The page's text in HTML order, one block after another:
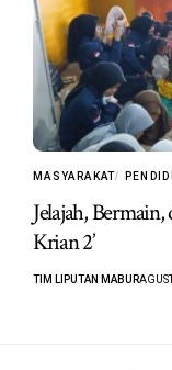
MASYARAKAT
Jelajah, Bermain,
Krian 2’
TIM LIPUTAN MABUR